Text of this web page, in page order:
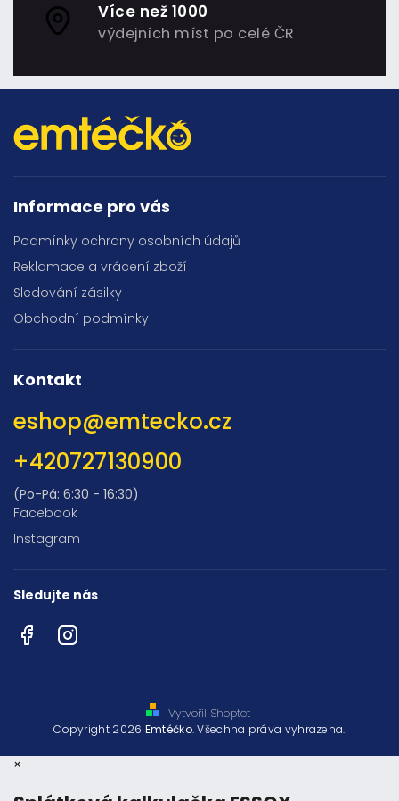
Více než 1000
výdejních míst po celé ČR
Informace pro vás
Podmínky ochrany osobních údajů
Reklamace a vrácení zboží
Sledování zásilky
Obchodní podmínky
Kontakt
eshop@emtecko.cz
+420727130900
(Po-Pá: 6:30 - 16:30)
Facebook
Instagram
Sledujte nás
FacebookInstagram
Vytvořil Shoptet
Copyright 2026 Emtéčko. Všechna práva vyhrazena.
×